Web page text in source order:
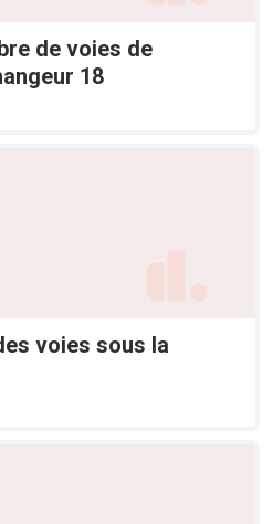
de voies de
18
voies sous la